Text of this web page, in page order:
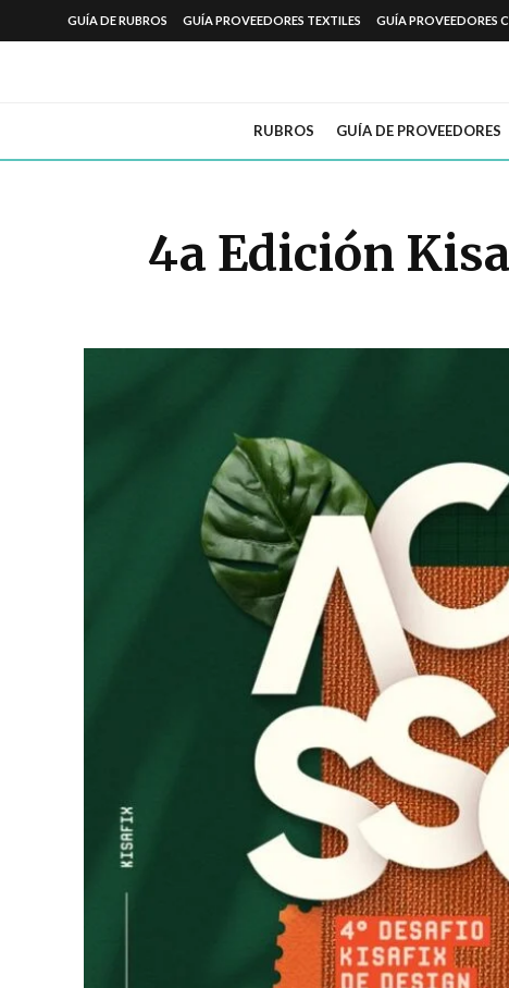
GUÍA DE RUBROS GUÍA PROVEEDORES TEXTILES GUÍA PROVEEDORES
RUBROS GUÍA DE PROVEEDORES
4a Edición